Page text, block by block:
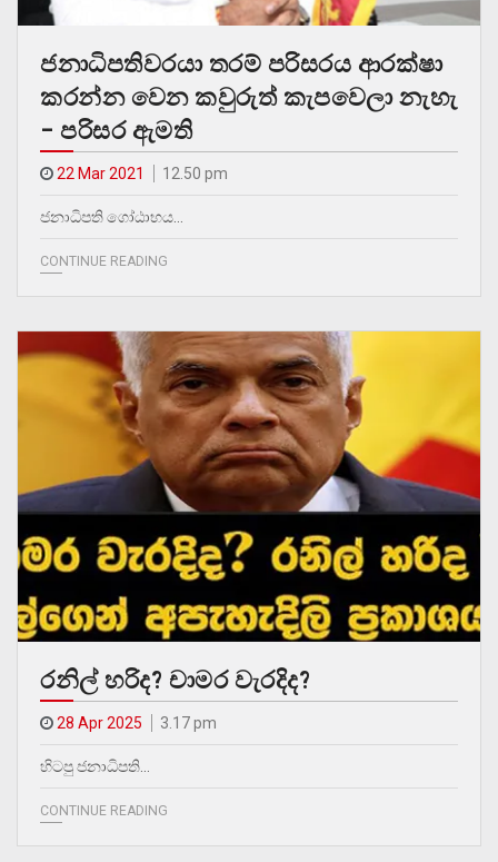
ජනාධිපතිවරයා තරම් පරිසරය ආරක්ෂා
කරන්න වෙන කවුරුත් කැපවෙලා නැහැ
– පරිසර ඇමති
22 Mar 2021 12.50 pm
ජනාධිපති ගෝඨාභය…
CONTINUE READING
රනිල් හරිද? චාමර වැරදිද?
28 Apr 2025 3.17 pm
හිටපු ජනාධිපති…
CONTINUE READING